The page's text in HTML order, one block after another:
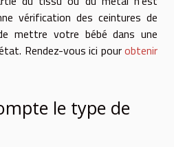
vérification des ceintures de
mettre votre bébé dans une
Rendez-vous ici pourobtenir
le type de